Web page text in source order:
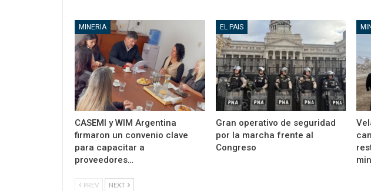
MINERIA
CASEMI y WIM Argentina
firmaron un convenio clave
para capacitar a
proveedores…
EL PAIS
Gran operativo de seguridad
por la marcha frente al
Congreso
PREV NEXT